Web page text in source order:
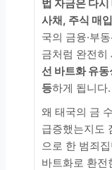
법 자금은 다
사채, 주식 매
국의 금융·부
금처럼 완전히
선 바트화 유
등하게 됩니다.
왜 태국의 금
급증했는지도
으로 한 범죄
바트화로 환전